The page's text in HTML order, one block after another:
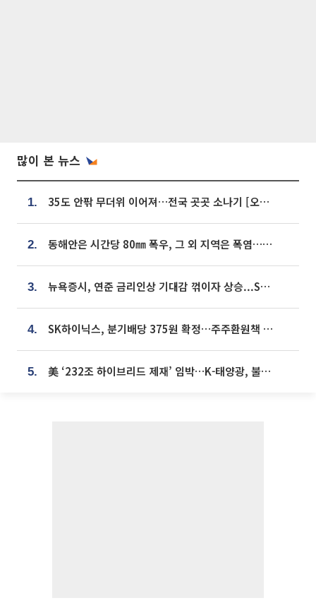
많이 본 뉴스
1. 35도 안팎 무더위 이어져…전국 곳곳 소나기 [오늘 날씨]
2. 동해안은 시간당 80㎜ 폭우, 그 외 지역은 폭염…‘극과 극 날씨’
3. 뉴욕증시, 연준 금리인상 기대감 꺾이자 상승...S&P500 사상 최고치 [종합]
4. SK하이닉스, 분기배당 375원 확정…주주환원책 9월로 앞당겨 발표
5. 美 ‘232조 하이브리드 제재’ 임박…K-태양광, 불확실성 털고 날개 다나